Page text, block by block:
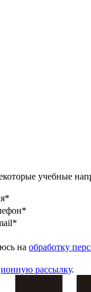
учебные
на обработку
рассылку.